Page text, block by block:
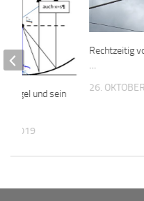
Rechtzeitig
…
26.
und sein
2019